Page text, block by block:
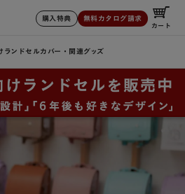
購入特典 無料カタログ請求
カート
ランドセル カバー・関連グッズ